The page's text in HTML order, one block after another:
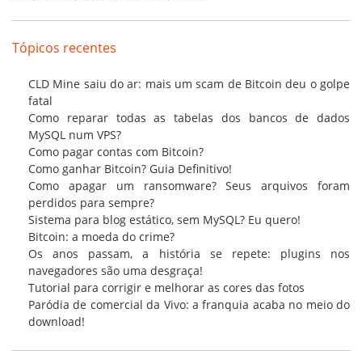
Tópicos recentes
CLD Mine saiu do ar: mais um scam de Bitcoin deu o golpe
fatal
Como reparar todas as tabelas dos bancos de dados
MySQL num VPS?
Como pagar contas com Bitcoin?
Como ganhar Bitcoin? Guia Definitivo!
Como apagar um ransomware? Seus arquivos foram
perdidos para sempre?
Sistema para blog estático, sem MySQL? Eu quero!
Bitcoin: a moeda do crime?
Os anos passam, a história se repete: plugins nos
navegadores são uma desgraça!
Tutorial para corrigir e melhorar as cores das fotos
Paródia de comercial da Vivo: a franquia acaba no meio do
download!